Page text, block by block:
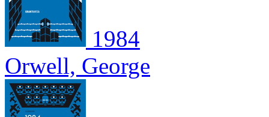
1984
Orwell, George